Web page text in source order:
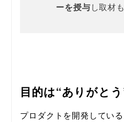
ーを授与し取材
目的は“ありがと
プロダクトを開発してい